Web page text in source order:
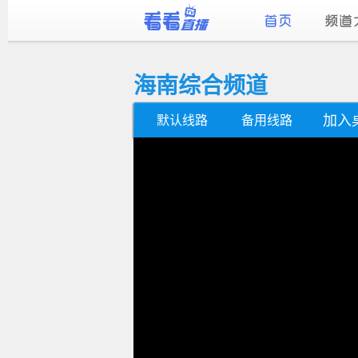
海南综合频道
默认线路 备用线路 加入